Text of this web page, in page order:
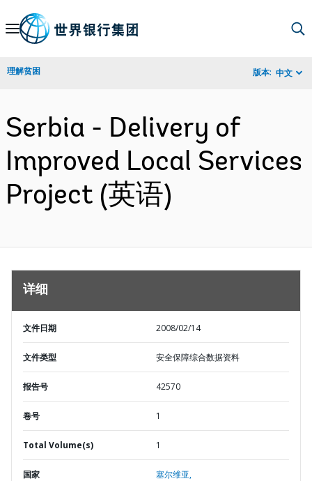
Skip
Navigation
理解贫困 版本: 中文
Serbia - Delivery of
Improved Local Services
Project (英语)
详细
文件日期 2008/02/14
文件类型 安全保障综合数据资料
报告号 42570
卷号 1
Total Volume(s) 1
国家 塞尔维亚,